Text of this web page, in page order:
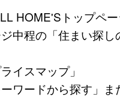
HOME'Sトップペ
中程の「住まい探し
イスマップ」
ワードから探す」ま